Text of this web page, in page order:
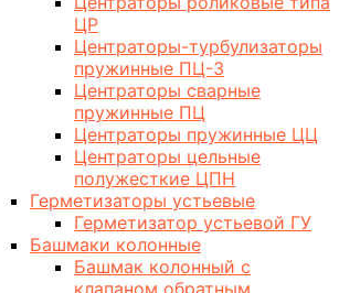
ЦР
Центраторы-турбулизаторы
пружинные ПЦ-3
Центраторы сварные
пружинные ПЦ
Центраторы пружинные ЦЦ
Центраторы цельные
полужесткие ЦПН
Герметизаторы устьевые
Герметизатор устьевой ГУ
Башмаки колонные
Башмак колонный с
клапаном обратным